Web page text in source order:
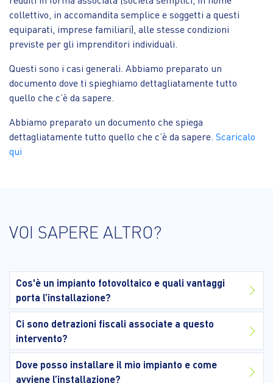
collettivo, in accomandita semplice e soggetti a questi
equiparati, imprese familiari), alle stesse condizioni
previste per gli imprenditori individuali.
Questi sono i casi generali. Abbiamo preparato un
documento dove ti spieghiamo dettagliatamente tutto
quello che c’è da sapere.
Abbiamo preparato un documento che spiega
dettagliatamente tutto quello che c’è da sapere. Scaricalo
qui
VOI SAPERE ALTRO?
Cos'è un impianto fotovoltaico e quali vantaggi
porta l’installazione?
Ci sono detrazioni fiscali associate a questo
intervento?
Dove posso installare il mio impianto e come
avviene l’installazione?